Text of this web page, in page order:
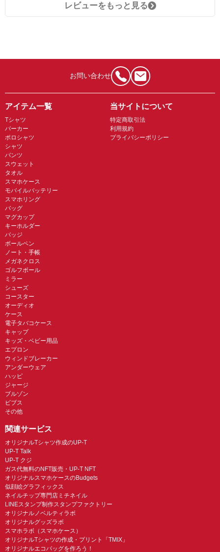
レビューをもっと見る
お問い合わせ
アイテム一覧
Tシャツ
パーカー
ポロシャツ
シャツ
パンツ
スウェット
タオル
スマホケース
モバイルバッテリー
スマホリング
バッグ
マグカップ
キーホルダー
バッジ
ボールペン
ノート・手帳
メガネクロス
ゴルフボール
ミラー
シューズ
コースター
オーディオ
ケース
電子タバコケース
キャップ
キッズ・ベビー用品
エプロン
ウィンドブレーカー
アンダーウェア
ハッピ
ジャージ
ブルゾン
ビブス
その他
当サイトについて
特定商取引法
利用規約
プライバシーポリシー
関連サービス
オリジナルTシャツ作成のUP-T
UP-T Talk
UP-T クジ
ガス代無料のNFT販売・UP-T NFT
オリジナルスマホケースのBudgets
似顔絵グラフィックス
ネイルチップ専門店ミチネイル
LINEスタンプ制作スタンプファクトリー
オリジナルノベルティラボ
オリジナルグッズラボ
スマホラボ（スマホケース）
オリジナルTシャツの作成・プリント「TMIX」
オリジナルエコバッグを作ろう！